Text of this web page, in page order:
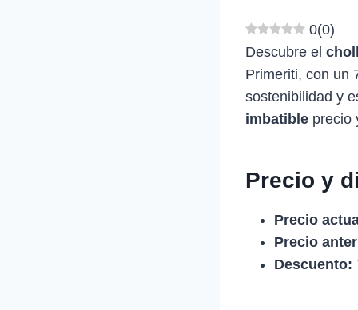
0(0)
Descubre el
Primeriti, con un
sostenibilidad y
imbatible precio
Precio y
Precio
Precio
Descuento: